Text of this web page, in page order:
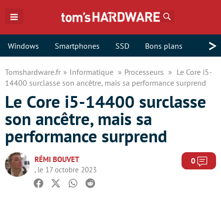
Windows Smartphones SSD Bons plans >
Tomshardware.fr Informatique Processeurs
Le Core i5-
14400 surclasse son ancêtre, mais sa performance surprend
Le Core i5-14400 surclasse
son ancêtre, mais sa
performance surprend
RÉMI BOUVET
, le 17 octobre 2023
0
Facebook
TwitterWhatsapp
Reddit